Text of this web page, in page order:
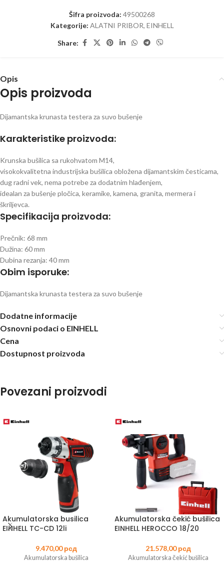
Šifra proizvoda: 49500268
Kategorije: ALATNI PRIBOR, EINHELL
Share:
Opis
Opis proizvoda
Dijamantska krunasta testera za suvo bušenje
Karakteristike proizvoda:
Krunska bušilica sa rukohvatom M14,
visokokvalitetna industrijska bušilica obložena dijamantskim česticama,
dug radni vek, nema potrebe za dodatnim hlađenjem,
idealan za bušenje pločica, keramike, kamena, granita, mermera i
škriljevca.
Specifikacija proizvoda:
Prečnik: 68 mm
Dužina: 60 mm
Dubina rezanja: 40 mm
Obim isporuke:
Dijamantska krunasta testera za suvo bušenje
Dodatne informacije
Osnovni podaci o EINHELL
Cena
Dostupnost proizvoda
Povezani proizvodi
Akumulatorska busilica
EINHELL TC-CD 12li
9.470,00рсд
Akumulatorska bušilica
Akumulatorska čekić bušilica
EINHELL HEROCCO 18/20
21.578,00рсд
Akumulatorska čekić bušilica